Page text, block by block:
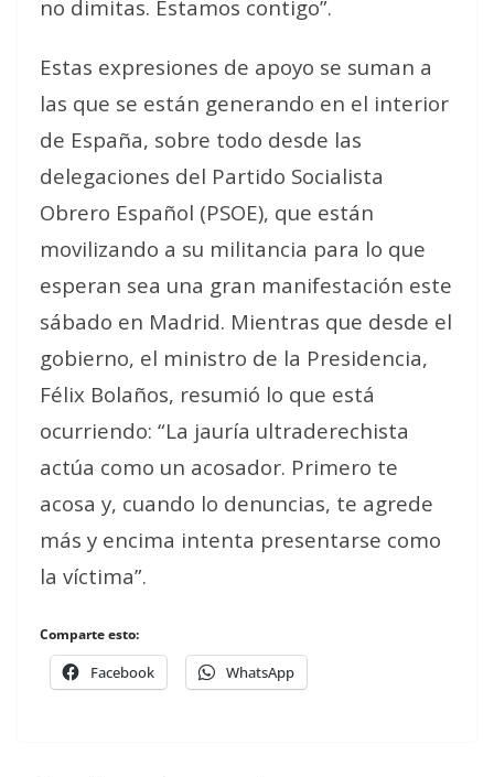
no dimitas. Estamos contigo”.
Estas expresiones de apoyo se suman a
las que se están generando en el interior
de España, sobre todo desde las
delegaciones del Partido Socialista
Obrero Español (PSOE), que están
movilizando a su militancia para lo que
esperan sea una gran manifestación este
sábado en Madrid. Mientras que desde el
gobierno, el ministro de la Presidencia,
Félix Bolaños, resumió lo que está
ocurriendo: “La jauría ultraderechista
actúa como un acosador. Primero te
acosa y, cuando lo denuncias, te agrede
más y encima intenta presentarse como
la víctima”.
Comparte esto:
Facebook WhatsApp